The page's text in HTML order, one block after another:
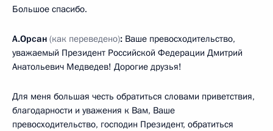
Большое спасибо.
А.Орсан (как переведено): Ваше превосходительство,
уважаемый Президент Российской Федерации Дмитрий
Анатольевич Медведев! Дорогие друзья!
Для меня большая честь обратиться словами приветствия,
благодарности и уважения к Вам, Ваше
превосходительство, господин Президент, обратиться